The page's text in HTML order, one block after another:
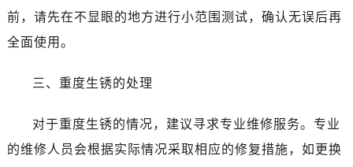
前，请先在不显眼的地方进行小范围测试，确认无误后再
全面使用。
三、重度生锈的处理
对于重度生锈的情况，建议寻求专业维修服务。专业
的维修人员会根据实际情况采取相应的修复措施，如更换